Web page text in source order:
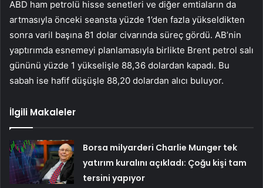
ABD ham petrolü hisse senetleri ve diğer emtiaların da
artmasıyla önceki seansta yüzde 1’den fazla yükseldikten
sonra varil başına 81 dolar civarında süreç gördü. AB’nin
yaptırımda esnemeyi planlamasıyla birlikte Brent petrol salı
gününü yüzde 1 yükselişle 88,36 dolardan kapadı. Bu
sabah ise hafif düşüşle 88,20 dolardan alıcı buluyor.
İlgili Makaleler
Borsa milyarderi Charlie Munger tek
yatırım kuralını açıkladı: Çoğu kişi tam
tersini yapıyor